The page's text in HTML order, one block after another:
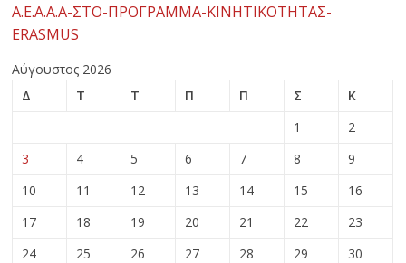
Α.Ε.Α.Α.Α-ΣΤΟ-ΠΡΟΓΡΑΜΜΑ-ΚΙΝΗΤΙΚΟΤΗΤΑΣ-
ERASMUS
Αύγουστος 2026
Δ
Τ Τ Π Π Σ
Κ
1
2
3
4 5 6 7 8
9
10
11 12 13 14 15
16
17
18 19 20 21 22
23
24
25 26 27 28 29
30